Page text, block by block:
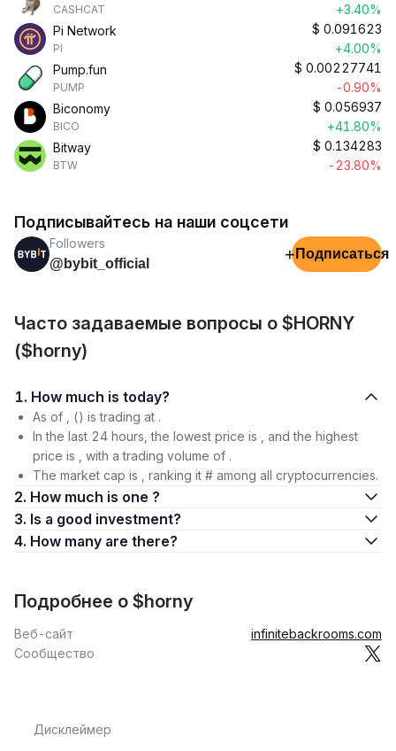
CASHCAT
+3.40%
Pi Network
PI
$ 0.091623
+4.00%
Pump.fun
PUMP
$ 0.00227741
-0.90%
Biconomy
BICO
$ 0.056937
+41.80%
Bitway
BTW
$ 0.134283
-23.80%
Подписывайтесь на наши соцсети
Followers
@bybit_official
+ Подписаться
Часто задаваемые вопросы о $HORNY
($horny)
1. How much is today?
As of , () is trading at .
In the last 24 hours, the lowest price is , and the highest
price is , with a trading volume of .
The market cap is , ranking it # among all cryptocurrencies.
2. How much is one ?
3. Is a good investment?
4. How many are there?
Подробнее о $horny
Веб-сайт
infinitebackrooms.com
Сообщество
Дисклеймер